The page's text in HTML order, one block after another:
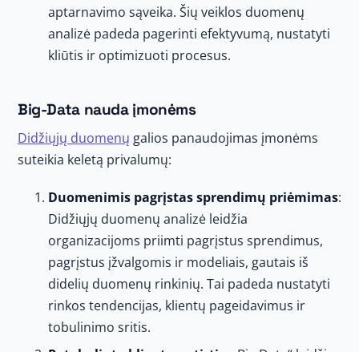
aptarnavimo sąveika. Šių veiklos duomenų
analizė padeda pagerinti efektyvumą, nustatyti
kliūtis ir optimizuoti procesus.
Big-Data nauda įmonėms
Didžiųjų duomenų galios panaudojimas įmonėms
suteikia keletą privalumų:
Duomenimis pagrįstas sprendimų priėmimas:
Didžiųjų duomenų analizė leidžia
organizacijoms priimti pagrįstus sprendimus,
pagrįstus įžvalgomis ir modeliais, gautais iš
didelių duomenų rinkinių. Tai padeda nustatyti
rinkos tendencijas, klientų pageidavimus ir
tobulinimo sritis.